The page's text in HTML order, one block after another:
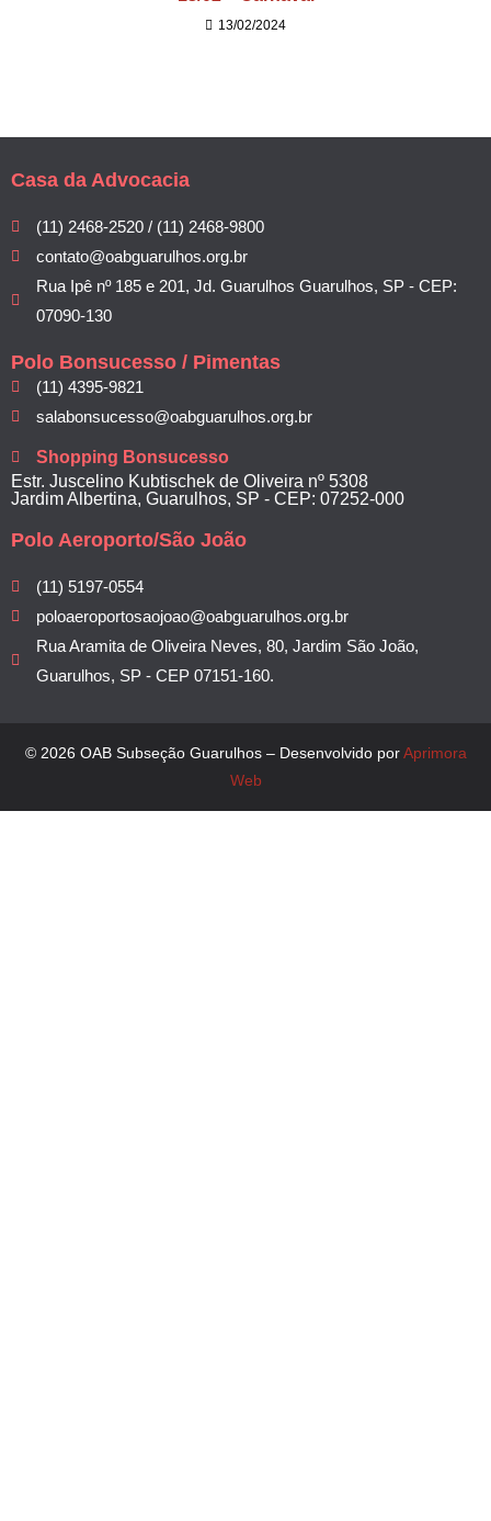
13/02/2024
Casa da Advocacia
(11) 2468-2520 / (11) 2468-9800
contato@oabguarulhos.org.br
Rua Ipê nº 185 e 201, Jd. Guarulhos Guarulhos, SP - CEP:
07090-130
Polo Bonsucesso / Pimentas
(11) 4395-9821
salabonsucesso@oabguarulhos.org.br
Shopping Bonsucesso
Estr. Juscelino Kubtischek de Oliveira nº 5308
Jardim Albertina, Guarulhos, SP - CEP: 07252-000
Polo Aeroporto/São João
(11) 5197-0554
poloaeroportosaojoao@oabguarulhos.org.br
Rua Aramita de Oliveira Neves, 80, Jardim São João,
Guarulhos, SP - CEP 07151-160.
© 2026 OAB Subseção Guarulhos – Desenvolvido porAprimora
Web